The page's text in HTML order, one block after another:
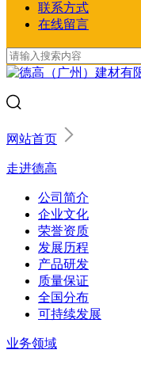
联系方式
在线留言
网站首页
走进德高
公司简介
企业文化
荣誉资质
发展历程
产品研发
质量保证
全国分布
可持续发展
业务领域